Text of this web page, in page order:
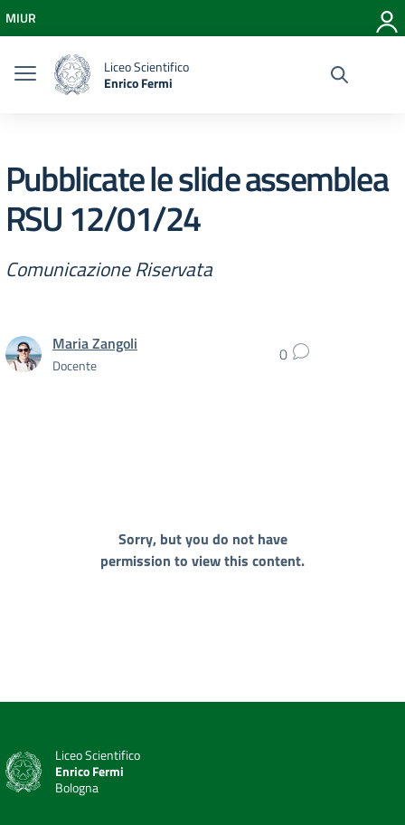
Vai al menu di navigazione
Vai al footer
MIUR
Liceo Scientifico
Enrico Fermi
Pubblicate le slide assemblea
RSU 12/01/24
Comunicazione Riservata
Maria Zangoli
Docente 0
Sorry, but you do not have
permission to view this content.
Liceo Scientifico
Enrico Fermi
Bologna